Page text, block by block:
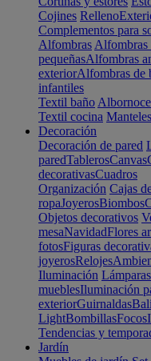
Cojines Relleno
Complementos para
Alfombras Alfombras
pequeñasAlfombras
exteriorAlfombras de
infantiles
Textil baño
Textil cocina Manteles
Decoración
Decoración de pared
paredTablerosCanvas
decorativasCuadros
Organización Cajas
ropaJoyerosBiombos
Objetos decorativos
mesaNavidadFlores
fotosFiguras
joyerosRelojes
Iluminación Lámparas
mueblesIluminación
exteriorGuirnaldas
LightBombillasFocos
Tendencias y
Jardín